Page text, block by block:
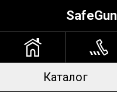
SafeGun
Каталог